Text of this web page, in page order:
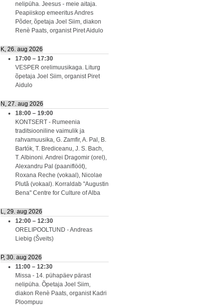
nelipüha. Jeesus - meie aitaja.
Peapiiskop emeeritus Andres
Põder, õpetaja Joel Siim, diakon
Renè Paats, organist Piret Aidulo
K, 26. aug 2026
17:00 – 17:30
VESPER orelimuusikaga. Liturg
õpetaja Joel Siim, organist Piret
Aidulo
N, 27. aug 2026
18:00 – 19:00
KONTSERT - Rumeenia
traditsiooniline vaimulik ja
rahvamuusika, G. Zamfir, A. Pal, B.
Bartók, T. Brediceanu, J. S. Bach,
T. Albinoni. Andrei Dragomir (orel),
Alexandru Pal (paaniflööt),
Roxana Reche (vokaal), Nicolae
Plută (vokaal). Korraldab "Augustin
Bena" Centre for Culture of Alba
L, 29. aug 2026
12:00 – 12:30
ORELIPOOLTUND - Andreas
Liebig (Šveits)
P, 30. aug 2026
11:00 – 12:30
Missa - 14. pühapäev pärast
nelipüha. Õpetaja Joel Siim,
diakon Renè Paats, organist Kadri
Ploompuu